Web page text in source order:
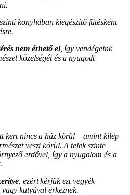
konyhában kiegészítő fűtésként
nem érhető el, így vendégeink
közelségét és a nyugodt
kert nincs a ház körül – amint kilép
veszi körül. A telek szinte
erdővel, így a nyugalom és a
, ezért kérjük ezt vegyék
kutyával érkeznek.